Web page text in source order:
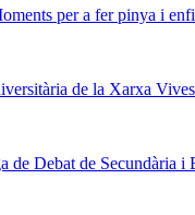
per a fer pinya i
de la Xarxa
de Debat de Secundària i